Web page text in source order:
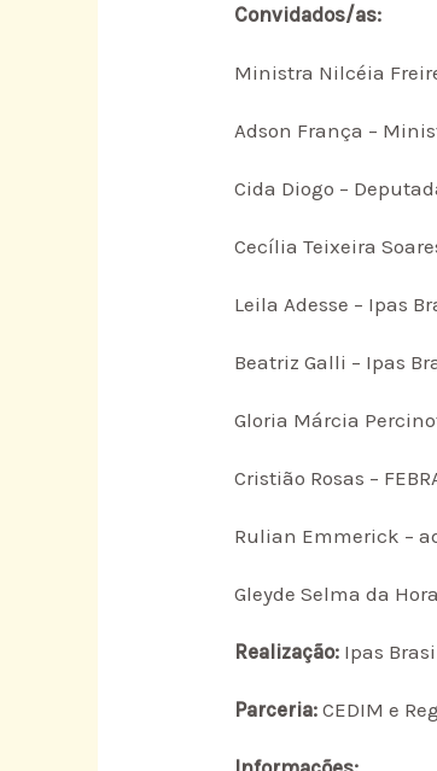
Convidados/as:
Ministra Nilcéia
Adson França –
Cida Diogo –
Cecília Teixeira
Leila Adesse – Ipas
Beatriz Galli – Ipas
Gloria Márcia
Cristião Rosas –
Rulian Emmerick –
Gleyde Selma da
Realização: Ipas
Parceria: CEDIM e